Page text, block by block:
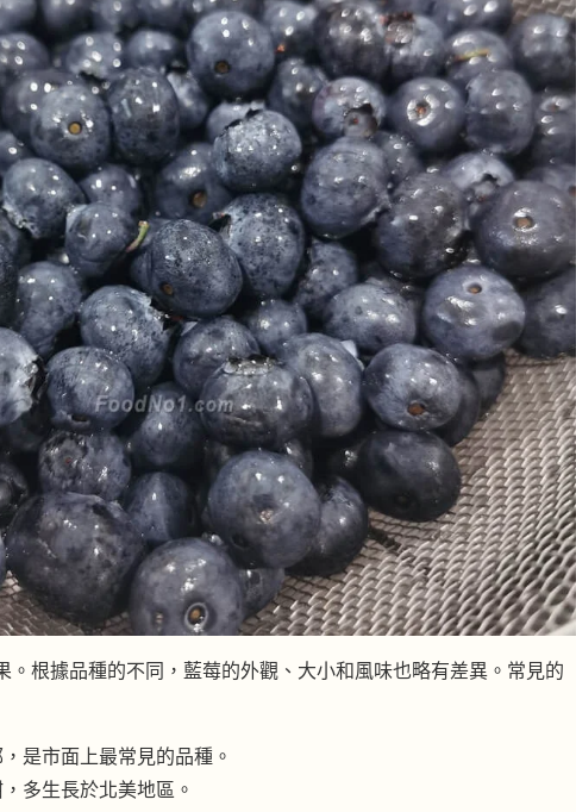
。根據品種的不同，藍莓的外觀、大小和風味也略有差異。常見的
是市面上最常見的品種。
多生長於北美地區。